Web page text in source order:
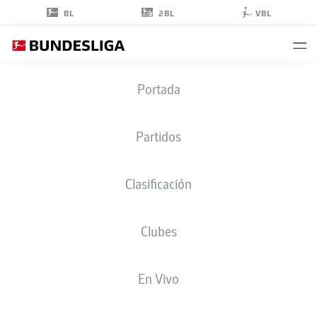
BL 2BL VBL
Portada
Partidos
Clasificación
Clubes
En Vivo
BORUSSIA MÖNCHENGLADBACH